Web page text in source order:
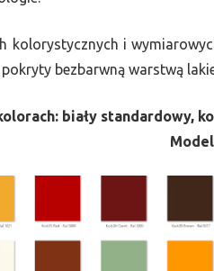
kolorystycznych i
bezbarwną warstwą
biały standardowy,